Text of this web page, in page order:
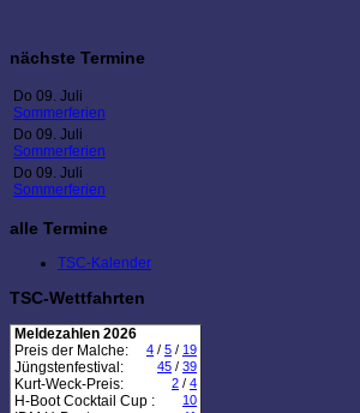
nächste Termine
Do 09. Juli
Sommerferien
Do 09. Juli
Sommerferien
Do 09. Juli
Sommerferien
alle Termine
TSC-Kalender
TSC-Wettfahrten
Meldezahlen 2026
Preis der Malche:
4 / 5 / 19
Jüngstenfestival: 45 / 39
Kurt-Weck-Preis: 2 / 4
H-Boot Cocktail Cup : 10